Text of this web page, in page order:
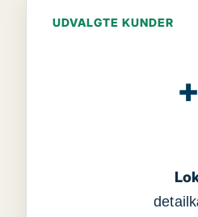
UDVALGTE KUNDER